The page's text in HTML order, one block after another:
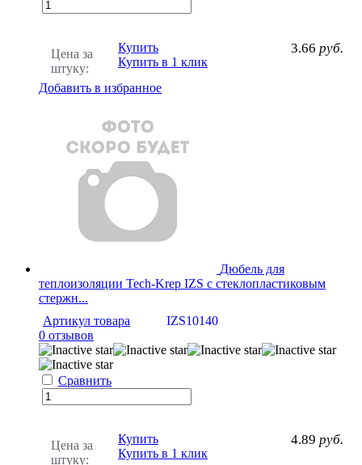
Цена за
штуку:
3.66 руб.
Купить
Купить в 1 клик
Добавить в избранное
Дюбель для
теплоизоляции Tech-Krep IZS с стеклопластиковым
стержн...
Артикул товара
IZS10140
0 отзывов
Сравнить
Цена за
штуку:
4.89 руб.
Купить
Купить в 1 клик